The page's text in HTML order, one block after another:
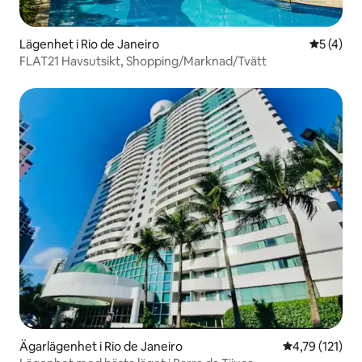
Lägenhet i Rio de Janeiro 5 av 5 i
5 (4)
FLAT21 Havsutsikt, Shopping/Marknad/Tvätt
Ägarlägenhet i Rio de Janeiro 4,79 av 5 i
4,79 (121)